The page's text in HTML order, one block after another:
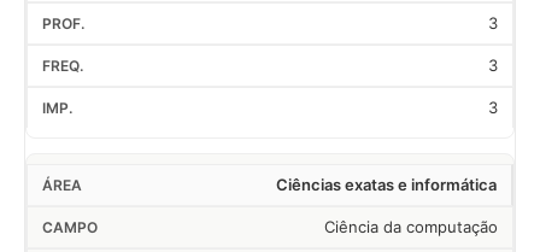
3
3
3
Ciências exatas e informática
Ciência da computação